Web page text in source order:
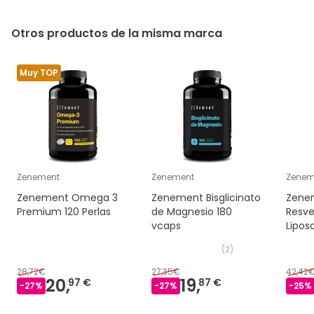
Otros productos de la misma marca
Muy TOP
Zenement
Zenement Omega 3
Premium 120 Perlas
28,72€
-27% 20,97 €
Zenement
Zenement Bisglicinato
de Magnesio 180
vcaps
(2)
27,35€
-27% 19,87 €
-25%